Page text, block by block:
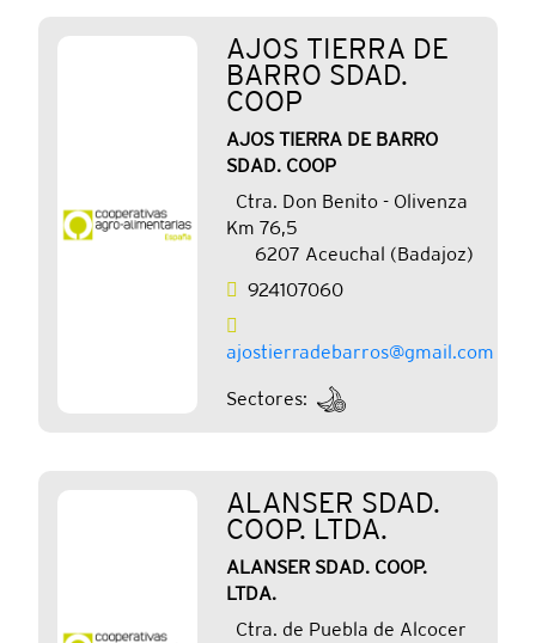
AJOS TIERRA DE
BARRO SDAD.
COOP
AJOS TIERRA DE BARRO
SDAD. COOP
Ctra. Don Benito - Olivenza
Km 76,5
6207 Aceuchal (Badajoz)
924107060
ajostierradebarros@gmail.com
Sectores:
ALANSER SDAD.
COOP. LTDA.
ALANSER SDAD. COOP.
LTDA.
Ctra. de Puebla de Alcocer